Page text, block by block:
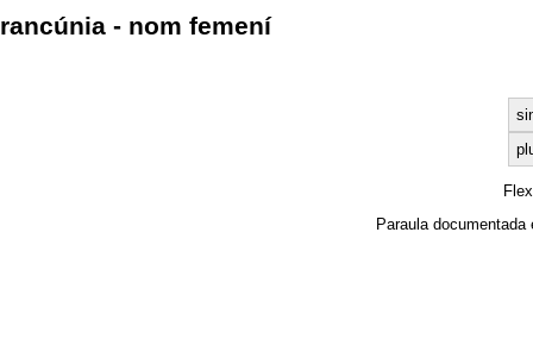
rancúnia - nom femení
Paraula